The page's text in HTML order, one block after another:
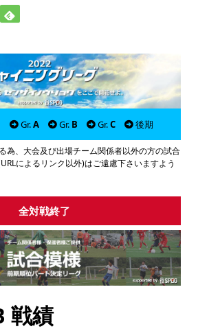
Gr.A Gr. B Gr.C 後期
為、大会及び出場チーム関係者以外の方の試合
によるリンク以外)はご遠慮下さいますよう
全対戦終了
戦績